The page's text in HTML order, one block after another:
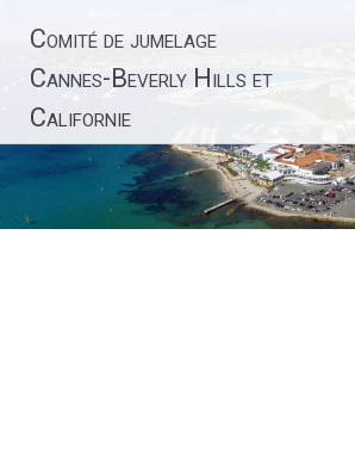
contenu
Comité de jumelage
Cannes-Beverly Hills et
Californie